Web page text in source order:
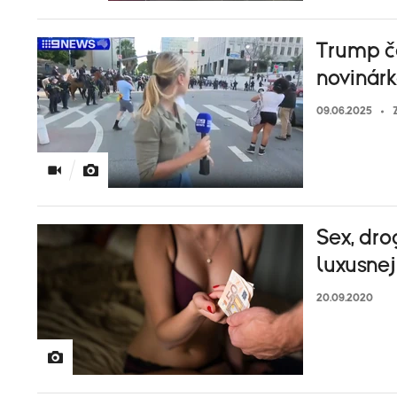
Trump
09.06.2025
Sex,
20.09.2020